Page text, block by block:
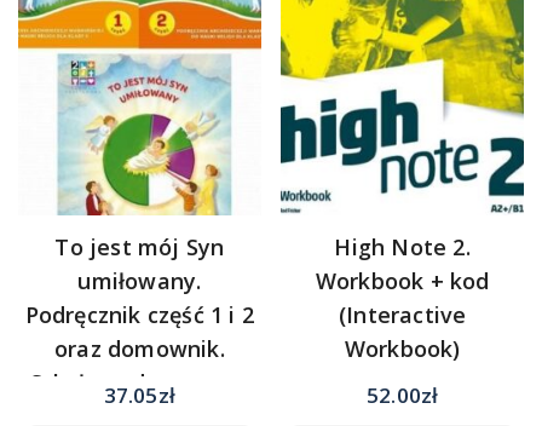
To jest mój Syn
umiłowany.
Podręcznik część 1 i 2
oraz domownik.
Szkoła podstawowa.
37.05zł
High Note 2.
Workbook + kod
(Interactive
Workbook)
52.00zł